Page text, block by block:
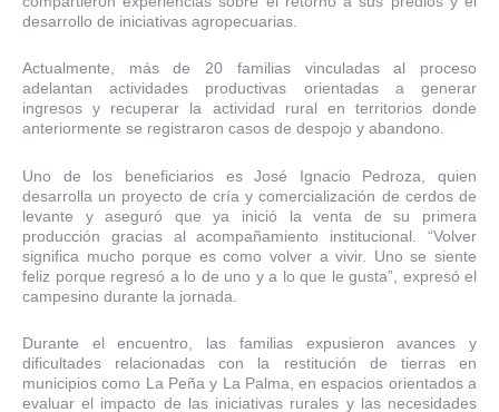
desarrollo de iniciativas agropecuarias.
Actualmente, más de 20 familias vinculadas al proceso
adelantan actividades productivas orientadas a generar
ingresos y recuperar la actividad rural en territorios donde
anteriormente se registraron casos de despojo y abandono.
Uno de los beneficiarios es José Ignacio Pedroza, quien
desarrolla un proyecto de cría y comercialización de cerdos de
levante y aseguró que ya inició la venta de su primera
producción gracias al acompañamiento institucional. “Volver
significa mucho porque es como volver a vivir. Uno se siente
feliz porque regresó a lo de uno y a lo que le gusta”, expresó el
campesino durante la jornada.
Durante el encuentro, las familias expusieron avances y
dificultades relacionadas con la restitución de tierras en
municipios como La Peña y La Palma, en espacios orientados a
evaluar el impacto de las iniciativas rurales y las necesidades